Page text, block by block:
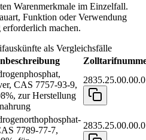
Warenmerkmale im Einzelfall.
Funktion oder Verwendung
machen.
als Vergleichsfälle
CAS 7757-93-9,
zur Herstellung
2835.25.00.00.0
7789-77-7,
2835.25.00.00.0